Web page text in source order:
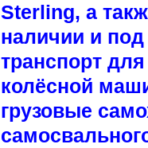
Sterling, а
наличии и под
транспорт
колёсной
грузовые